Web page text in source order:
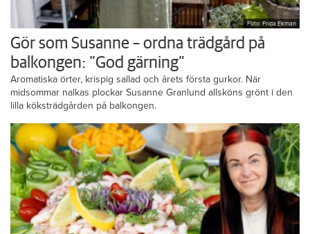
Foto: Frida Ekman
Gör som Susanne – ordna trädgård på
balkongen: ”God gärning”
Aromatiska örter, krispig sallad och årets första gurkor. När
midsommar nalkas plockar Susanne Granlund allsköns grönt i den
lilla köksträdgården på balkongen.